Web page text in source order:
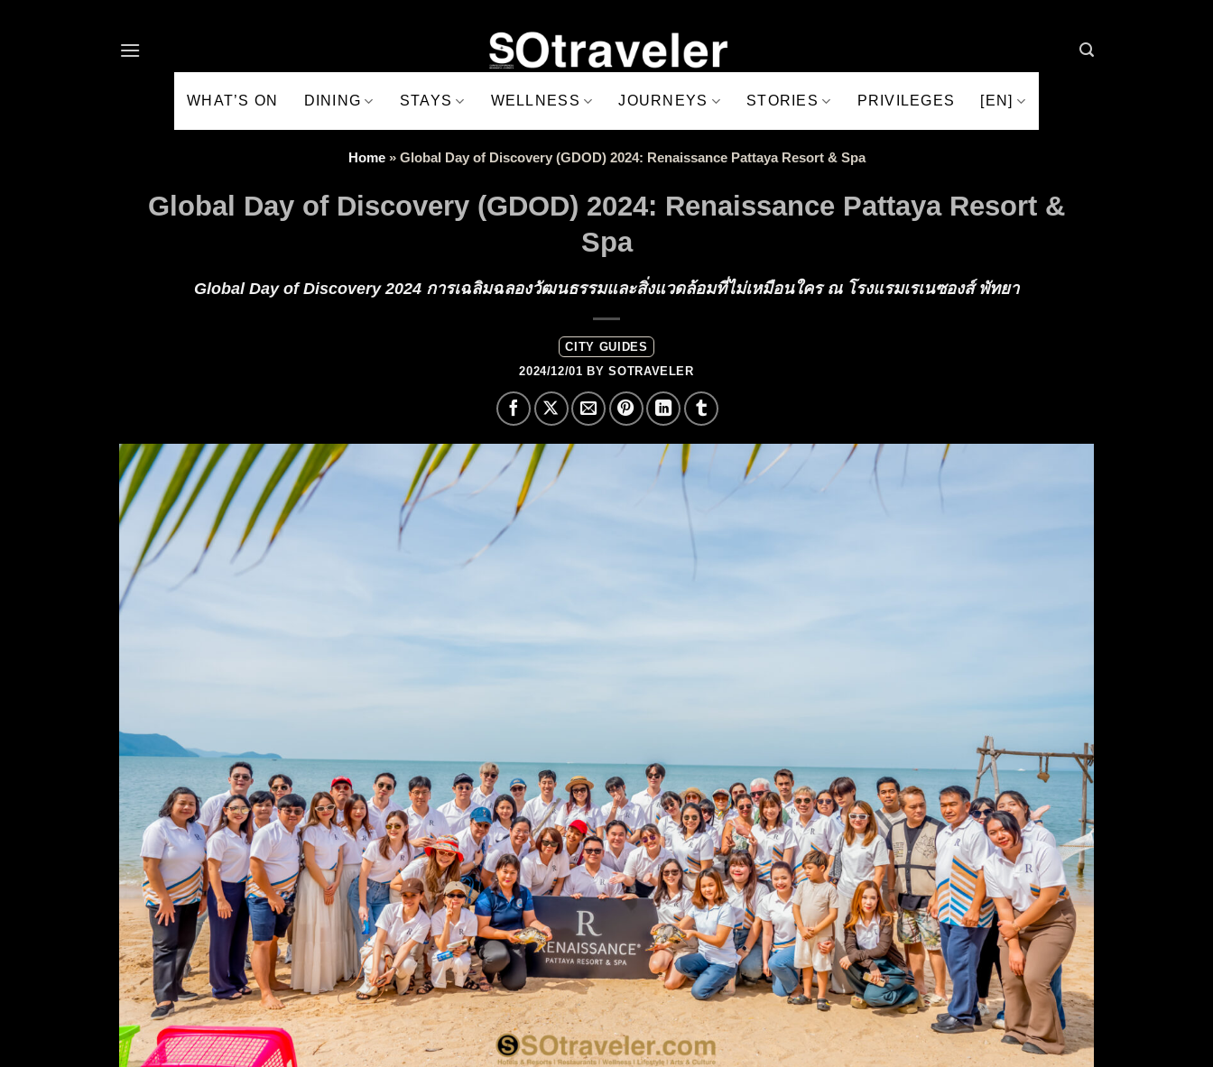
WHAT’S ON DINING STAYS WELLNESS JOURNEYS STORIES PRIVILEGES [EN]
Home» Global Day of Discovery (GDOD) 2024: Renaissance Pattaya Resort & Spa
Global Day of Discovery (GDOD) 2024: Renaissance Pattaya Resort &
Spa
Global Day of Discovery 2024 การเฉลิมฉลองวัฒนธรรมและสิ่งแวดล้อมที่ไม่เหมือนใคร ณ โรงแรมเรเนซองส์ พัทยา
CITY GUIDES
2024/12/01 BYSOTRAVELER